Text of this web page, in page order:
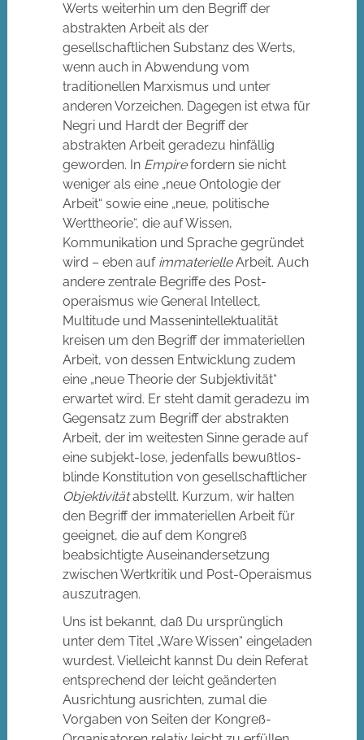
Werts weiterhin um den Begriff der
abstrakten Arbeit als der
gesellschaftlichen Substanz des Werts,
wenn auch in Abwendung vom
traditionellen Marxismus und unter
anderen Vorzeichen. Dagegen ist etwa für
Negri und Hardt der Begriff der
abstrakten Arbeit geradezu hinfällig
geworden. In Empirefordern sie nicht
weniger als eine „neue Ontologie der
Arbeit“ sowie eine „neue, politische
Werttheorie“, die auf Wissen,
Kommunikation und Sprache gegründet
wird – eben auf immaterielleArbeit. Auch
andere zentrale Begriffe des Post-
operaismus wie General Intellect,
Multitude und Massenintellektualität
kreisen um den Begriff der immateriellen
Arbeit, von dessen Entwicklung zudem
eine „neue Theorie der Subjektivität“
erwartet wird. Er steht damit geradezu im
Gegensatz zum Begriff der abstrakten
Arbeit, der im weitesten Sinne gerade auf
eine subjekt-lose, jedenfalls bewußtlos-
blinde Konstitution von gesellschaftlicher
Objektivitätabstellt. Kurzum, wir halten
den Begriff der immateriellen Arbeit für
geeignet, die auf dem Kongreß
beabsichtigte Auseinandersetzung
zwischen Wertkritik und Post-Operaismus
auszutragen.
Uns ist bekannt, daß Du ursprünglich
unter dem Titel „Ware Wissen“ eingeladen
wurdest. Vielleicht kannst Du dein Referat
entsprechend der leicht geänderten
Ausrichtung ausrichten, zumal die
Vorgaben von Seiten der Kongreß-